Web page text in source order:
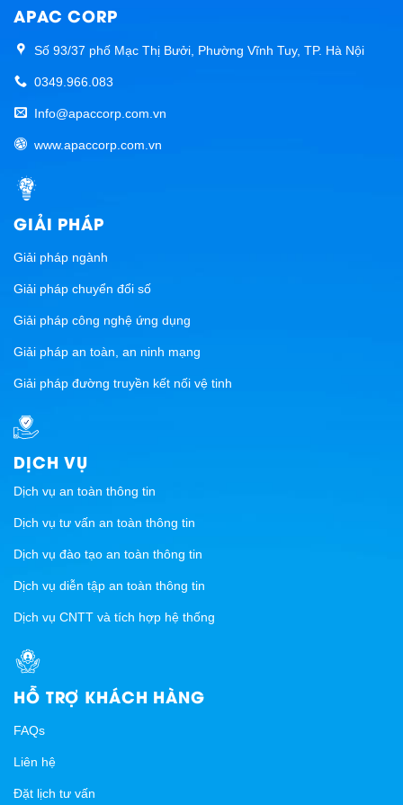
APAC CORP
Số 93/37 phố Mạc Thị Bưởi, Phường Vĩnh Tuy, TP. Hà Nội
0349.966.083
Info@apaccorp.com.vn
www.apaccorp.com.vn
GIẢI PHÁP
Giải pháp ngành
Giải pháp chuyển đổi số
Giải pháp công nghệ ứng dụng
Giải pháp an toàn, an ninh mạng
Giải pháp đường truyền kết nối vệ tinh
DỊCH VỤ
Dịch vụ an toàn thông tin
Dịch vụ tư vấn an toàn thông tin
Dịch vụ đào tạo an toàn thông tin
Dịch vụ diễn tập an toàn thông tin
Dịch vụ CNTT và tích hợp hệ thống
HỖ TRỢ KHÁCH HÀNG
FAQs
Liên hệ
Đặt lịch tư vấn